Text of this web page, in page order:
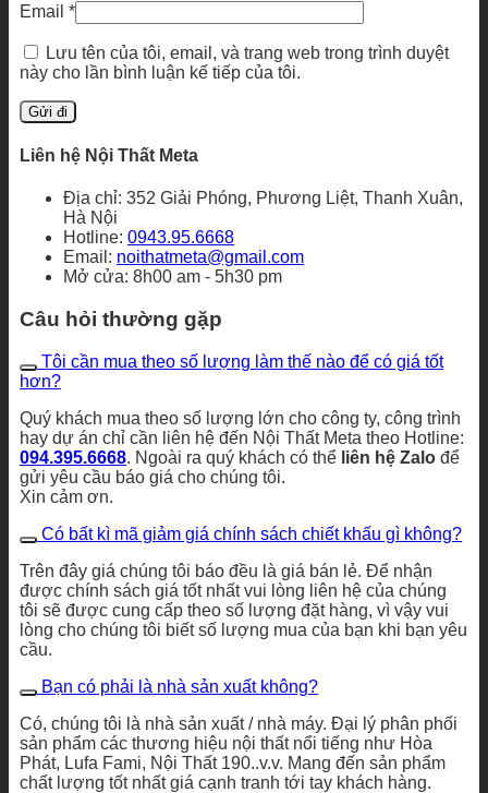
Email *
Lưu tên của tôi, email, và trang web trong trình duyệt
này cho lần bình luận kế tiếp của tôi.
Liên hệ Nội Thất Meta
Địa chỉ: 352 Giải Phóng, Phương Liệt, Thanh Xuân,
Hà Nội
Hotline: 0943.95.6668
Email: noithatmeta@gmail.com
Mở cửa: 8h00 am - 5h30 pm
Câu hỏi thường gặp
Tôi cần mua theo số lượng làm thế nào để có giá tốt
hơn?
Quý khách mua theo số lượng lớn cho công ty, công trình
hay dự án chỉ cần liên hệ đến Nội Thất Meta theo Hotline:
094.395.6668. Ngoài ra quý khách có thể liên hệ Zalo để
gửi yêu cầu báo giá cho chúng tôi.
Xin cảm ơn.
Có bất kì mã giảm giá chính sách chiết khấu gì không?
Trên đây giá chúng tôi báo đều là giá bán lẻ. Để nhận
được chính sách giá tốt nhất vui lòng liên hệ của chúng
tôi sẽ được cung cấp theo số lượng đặt hàng, vì vậy vui
lòng cho chúng tôi biết số lượng mua của bạn khi bạn yêu
cầu.
Bạn có phải là nhà sản xuất không?
Có, chúng tôi là nhà sản xuất / nhà máy. Đại lý phân phối
sản phẩm các thương hiệu nội thất nổi tiếng như Hòa
Phát, Lufa Fami, Nội Thất 190..v.v. Mang đến sản phẩm
chất lượng tốt nhất giá cạnh tranh tới tay khách hàng.